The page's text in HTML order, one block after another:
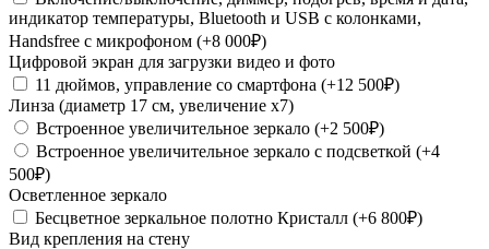
индикатор температуры, Bluetooth и USB с колонками,
Handsfree с микрофоном (+8 000₽)
Цифровой экран для загрузки видео и фото
11 дюймов, управление со смартфона (+12 500₽)
Линза (диаметр 17 см, увеличение х7)
Встроенное увеличительное зеркало (+2 500₽)
Встроенное увеличительное зеркало с подсветкой (+4
500₽)
Осветленное зеркало
Бесцветное зеркальное полотно Кристалл (+6 800₽)
Вид крепления на стену